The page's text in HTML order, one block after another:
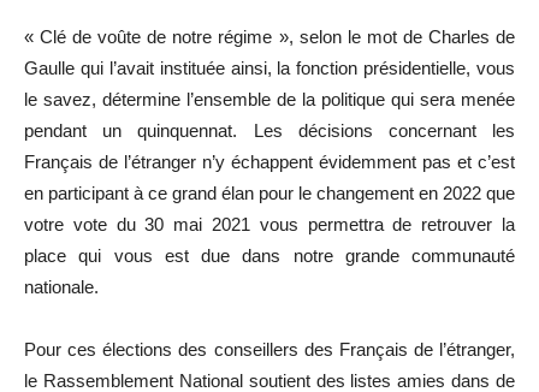
« Clé de voûte de notre régime », selon le mot de Charles de
Gaulle qui l’avait instituée ainsi, la fonction présidentielle, vous
le savez, détermine l’ensemble de la politique qui sera menée
pendant un quinquennat. Les décisions concernant les
Français de l’étranger n’y échappent évidemment pas et c’est
en participant à ce grand élan pour le changement en 2022 que
votre vote du 30 mai 2021 vous permettra de retrouver la
place qui vous est due dans notre grande communauté
nationale.
Pour ces élections des conseillers des Français de l’étranger,
le Rassemblement National soutient des listes amies dans de